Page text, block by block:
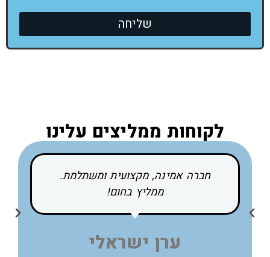
שליחה
לקוחות ממליצים עלינו
חברה אמינה, מקצועית ומשתלמת.
ממליץ בחום!
ערן ישראלי